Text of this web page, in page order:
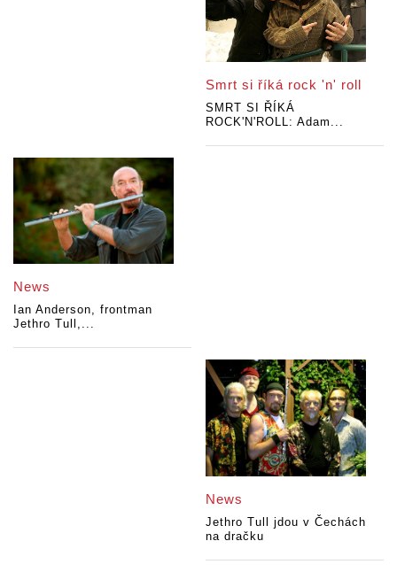
Smrt si říká rock 'n' roll
SMRT SI ŘÍKÁ
ROCK'N'ROLL: Adam...
News
Ian Anderson, frontman
Jethro Tull,...
News
Jethro Tull jdou v Čechách
na dračku